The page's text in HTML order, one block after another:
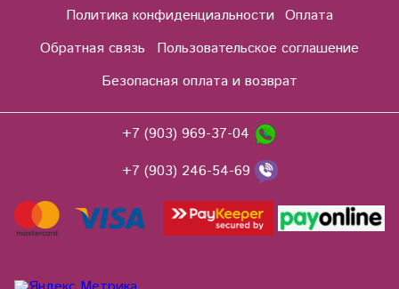
Политика конфиденциальности Оплата
Обратная связь
Пользовательское соглашение
Безопасная оплата и возврат
+7 (903) 969-37-04
+7 (903) 246-54-69